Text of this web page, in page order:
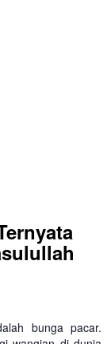
bunga pacar.